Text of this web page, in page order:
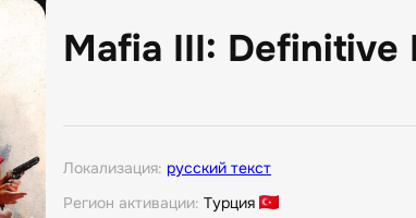
Mafia III: Definitive
Локализация: русский текст
Регион активации: Турция